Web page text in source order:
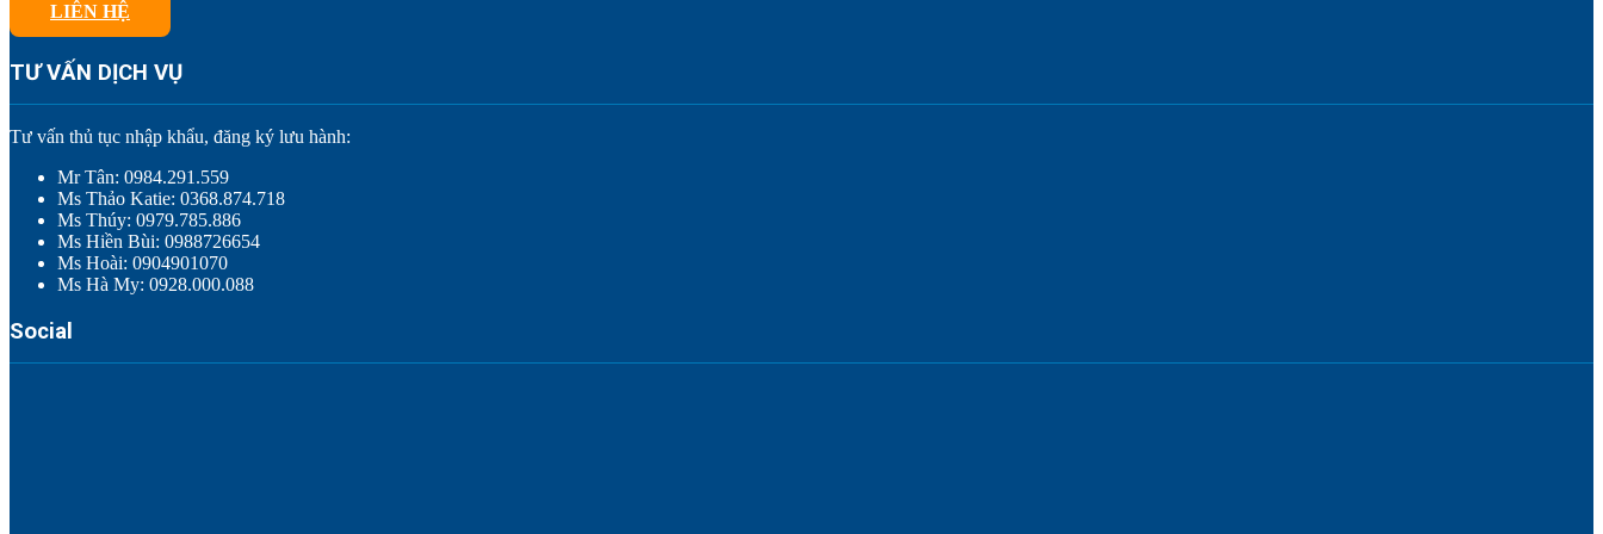
LIÊN HỆ
TƯ VẤN DỊCH VỤ
Tư vấn thủ tục nhập khẩu, đăng ký lưu hành:
Mr Tân: 0984.291.559
Ms Thảo Katie: 0368.874.718
Ms Thúy: 0979.785.886
Ms Hiền Bùi: 0988726654
Ms Hoài: 0904901070
Ms Hà My: 0928.000.088
Social